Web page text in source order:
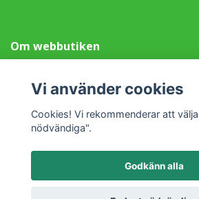
Om webbutiken
Information
Sociala medier
© 2026 Klotet i Lund Fair Trade
Vi använder cookies
Cookies! Vi rekommenderar att
nödvändiga".
Godkänn alla